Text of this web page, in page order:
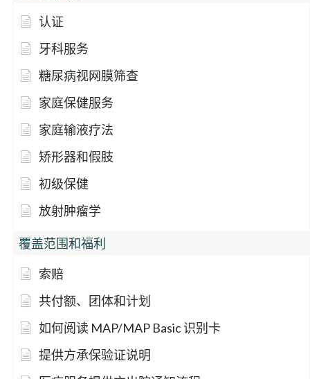
认证
牙科服务
糖尿病视网膜筛查
家庭保健服务
家庭输液疗法
矫形器和假肢
初级保健
放射肿瘤学
覆盖范围和福利
索赔
共付额、团体和计划
如何阅读 MAP/MAP Basic 识别卡
提供方承保验证说明